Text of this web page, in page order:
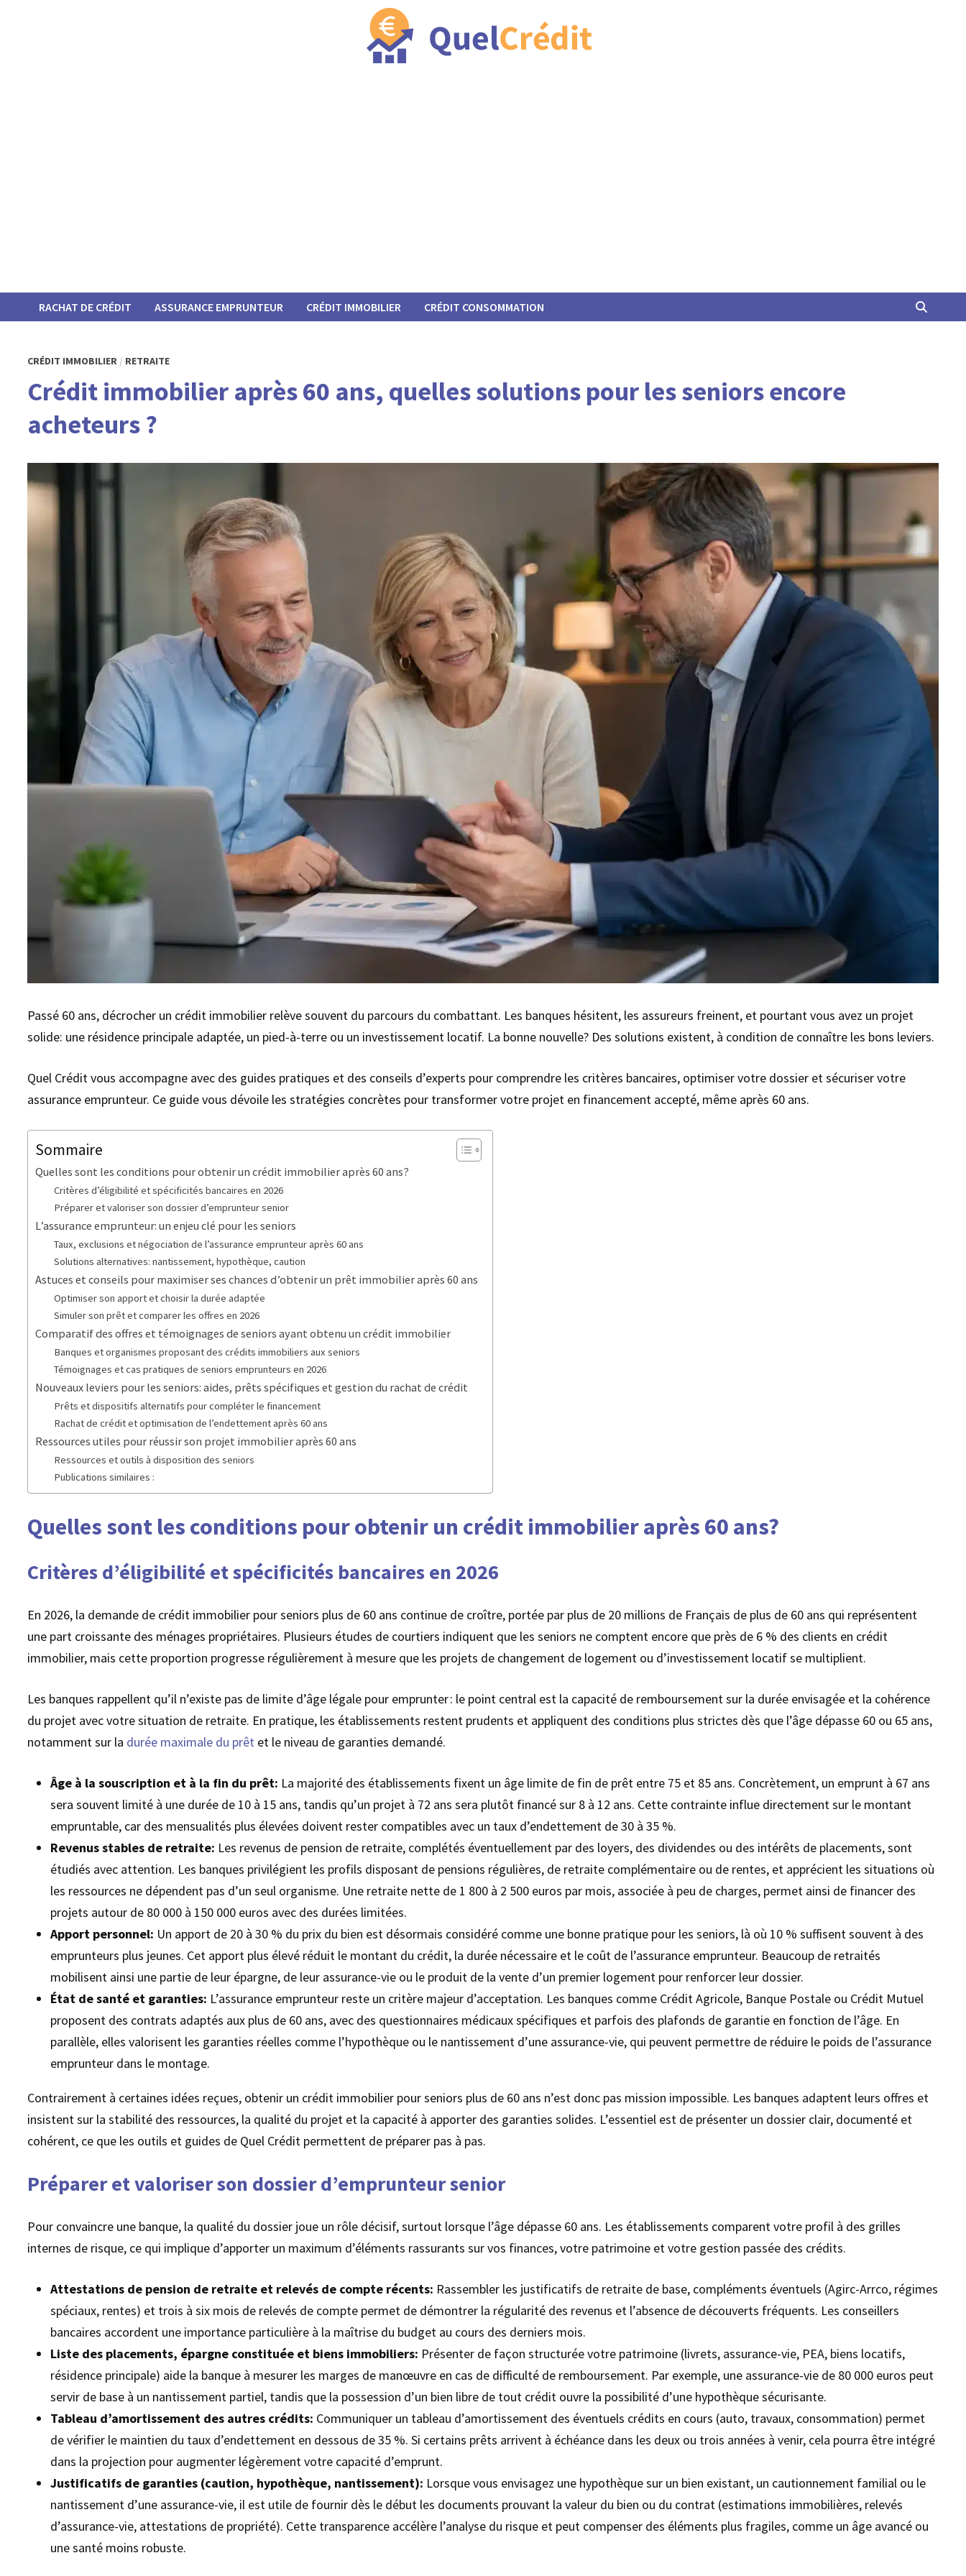
RACHAT DE CRÉDIT ASSURANCE EMPRUNTEUR CRÉDIT IMMOBILIER CRÉDIT CONSOMMATION
CRÉDIT IMMOBILIER / RETRAITE
Crédit immobilier après 60 ans, quelles solutions pour les seniors encore
acheteurs ?
Passé 60 ans, décrocher un crédit immobilier relève souvent du parcours du combattant. Les banques hésitent, les assureurs freinent, et pourtant vous avez un projet
solide: une résidence principale adaptée, un pied-à-terre ou un investissement locatif. La bonne nouvelle? Des solutions existent, à condition de connaître les bons leviers.
Quel Crédit vous accompagne avec des guides pratiques et des conseils d’experts pour comprendre les critères bancaires, optimiser votre dossier et sécuriser votre
assurance emprunteur. Ce guide vous dévoile les stratégies concrètes pour transformer votre projet en financement accepté, même après 60 ans.
Sommaire
Quelles sont les conditions pour obtenir un crédit immobilier après 60 ans?
Critères d’éligibilité et spécificités bancaires en 2026
Préparer et valoriser son dossier d’emprunteur senior
L’assurance emprunteur: un enjeu clé pour les seniors
Taux, exclusions et négociation de l’assurance emprunteur après 60 ans
Solutions alternatives: nantissement, hypothèque, caution
Astuces et conseils pour maximiser ses chances d’obtenir un prêt immobilier après 60 ans
Optimiser son apport et choisir la durée adaptée
Simuler son prêt et comparer les offres en 2026
Comparatif des offres et témoignages de seniors ayant obtenu un crédit immobilier
Banques et organismes proposant des crédits immobiliers aux seniors
Témoignages et cas pratiques de seniors emprunteurs en 2026
Nouveaux leviers pour les seniors: aides, prêts spécifiques et gestion du rachat de crédit
Prêts et dispositifs alternatifs pour compléter le financement
Rachat de crédit et optimisation de l’endettement après 60 ans
Ressources utiles pour réussir son projet immobilier après 60 ans
Ressources et outils à disposition des seniors
Publications similaires :
Quelles sont les conditions pour obtenir un crédit immobilier après 60 ans?
Critères d’éligibilité et spécificités bancaires en 2026
En 2026, la demande de crédit immobilier pour seniors plus de 60 ans continue de croître, portée par plus de 20 millions de Français de plus de 60 ans qui représentent
une part croissante des ménages propriétaires. Plusieurs études de courtiers indiquent que les seniors ne comptent encore que près de 6 % des clients en crédit
immobilier, mais cette proportion progresse régulièrement à mesure que les projets de changement de logement ou d’investissement locatif se multiplient.
Les banques rappellent qu’il n’existe pas de limite d’âge légale pour emprunter : le point central est la capacité de remboursement sur la durée envisagée et la cohérence
du projet avec votre situation de retraite. En pratique, les établissements restent prudents et appliquent des conditions plus strictes dès que l’âge dépasse 60 ou 65 ans,
notamment sur la durée maximale du prêt et le niveau de garanties demandé.
Âge à la souscription et à la fin du prêt: La majorité des établissements fixent un âge limite de fin de prêt entre 75 et 85 ans. Concrètement, un emprunt à 67 ans
sera souvent limité à une durée de 10 à 15 ans, tandis qu’un projet à 72 ans sera plutôt financé sur 8 à 12 ans. Cette contrainte influe directement sur le montant
empruntable, car des mensualités plus élevées doivent rester compatibles avec un taux d’endettement de 30 à 35 %.
Revenus stables de retraite: Les revenus de pension de retraite, complétés éventuellement par des loyers, des dividendes ou des intérêts de placements, sont
étudiés avec attention. Les banques privilégient les profils disposant de pensions régulières, de retraite complémentaire ou de rentes, et apprécient les situations où
les ressources ne dépendent pas d’un seul organisme. Une retraite nette de 1 800 à 2 500 euros par mois, associée à peu de charges, permet ainsi de financer des
projets autour de 80 000 à 150 000 euros avec des durées limitées.
Apport personnel: Un apport de 20 à 30 % du prix du bien est désormais considéré comme une bonne pratique pour les seniors, là où 10 % suffisent souvent à des
emprunteurs plus jeunes. Cet apport plus élevé réduit le montant du crédit, la durée nécessaire et le coût de l’assurance emprunteur. Beaucoup de retraités
mobilisent ainsi une partie de leur épargne, de leur assurance-vie ou le produit de la vente d’un premier logement pour renforcer leur dossier.
État de santé et garanties: L’assurance emprunteur reste un critère majeur d’acceptation. Les banques comme Crédit Agricole, Banque Postale ou Crédit Mutuel
proposent des contrats adaptés aux plus de 60 ans, avec des questionnaires médicaux spécifiques et parfois des plafonds de garantie en fonction de l’âge. En
parallèle, elles valorisent les garanties réelles comme l’hypothèque ou le nantissement d’une assurance-vie, qui peuvent permettre de réduire le poids de l’assurance
emprunteur dans le montage.
Contrairement à certaines idées reçues, obtenir un crédit immobilier pour seniors plus de 60 ans n’est donc pas mission impossible. Les banques adaptent leurs offres et
insistent sur la stabilité des ressources, la qualité du projet et la capacité à apporter des garanties solides. L’essentiel est de présenter un dossier clair, documenté et
cohérent, ce que les outils et guides de Quel Crédit permettent de préparer pas à pas.
Préparer et valoriser son dossier d’emprunteur senior
Pour convaincre une banque, la qualité du dossier joue un rôle décisif, surtout lorsque l’âge dépasse 60 ans. Les établissements comparent votre profil à des grilles
internes de risque, ce qui implique d’apporter un maximum d’éléments rassurants sur vos finances, votre patrimoine et votre gestion passée des crédits.
Attestations de pension de retraite et relevés de compte récents: Rassembler les justificatifs de retraite de base, compléments éventuels (Agirc-Arrco, régimes
spéciaux, rentes) et trois à six mois de relevés de compte permet de démontrer la régularité des revenus et l’absence de découverts fréquents. Les conseillers
bancaires accordent une importance particulière à la maîtrise du budget au cours des derniers mois.
Liste des placements, épargne constituée et biens immobiliers: Présenter de façon structurée votre patrimoine (livrets, assurance-vie, PEA, biens locatifs,
résidence principale) aide la banque à mesurer les marges de manœuvre en cas de difficulté de remboursement. Par exemple, une assurance-vie de 80 000 euros peut
servir de base à un nantissement partiel, tandis que la possession d’un bien libre de tout crédit ouvre la possibilité d’une hypothèque sécurisante.
Tableau d’amortissement des autres crédits: Communiquer un tableau d’amortissement des éventuels crédits en cours (auto, travaux, consommation) permet
de vérifier le maintien du taux d’endettement en dessous de 35 %. Si certains prêts arrivent à échéance dans les deux ou trois années à venir, cela pourra être intégré
dans la projection pour augmenter légèrement votre capacité d’emprunt.
Justificatifs de garanties (caution, hypothèque, nantissement): Lorsque vous envisagez une hypothèque sur un bien existant, un cautionnement familial ou le
nantissement d’une assurance-vie, il est utile de fournir dès le début les documents prouvant la valeur du bien ou du contrat (estimations immobilières, relevés
d’assurance-vie, attestations de propriété). Cette transparence accélère l’analyse du risque et peut compenser des éléments plus fragiles, comme un âge avancé ou
une santé moins robuste.